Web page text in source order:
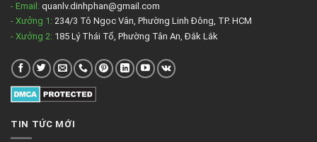
- Email: quanlv.dinhphan@gmail.com
- Xưởng 1: 234/3 Tô Ngọc Vân, Phường Linh Đông, TP. HCM
- Xưởng 2: 185 Lý Thái Tổ, Phường Tân An, Đắk Lắk
TIN TỨC MỚI